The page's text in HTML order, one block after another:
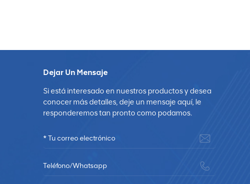
Dejar Un Mensaje
Si está interesado en nuestros productos y desea
conocer más detalles, deje un mensaje aquí, le
responderemos tan pronto como podamos.